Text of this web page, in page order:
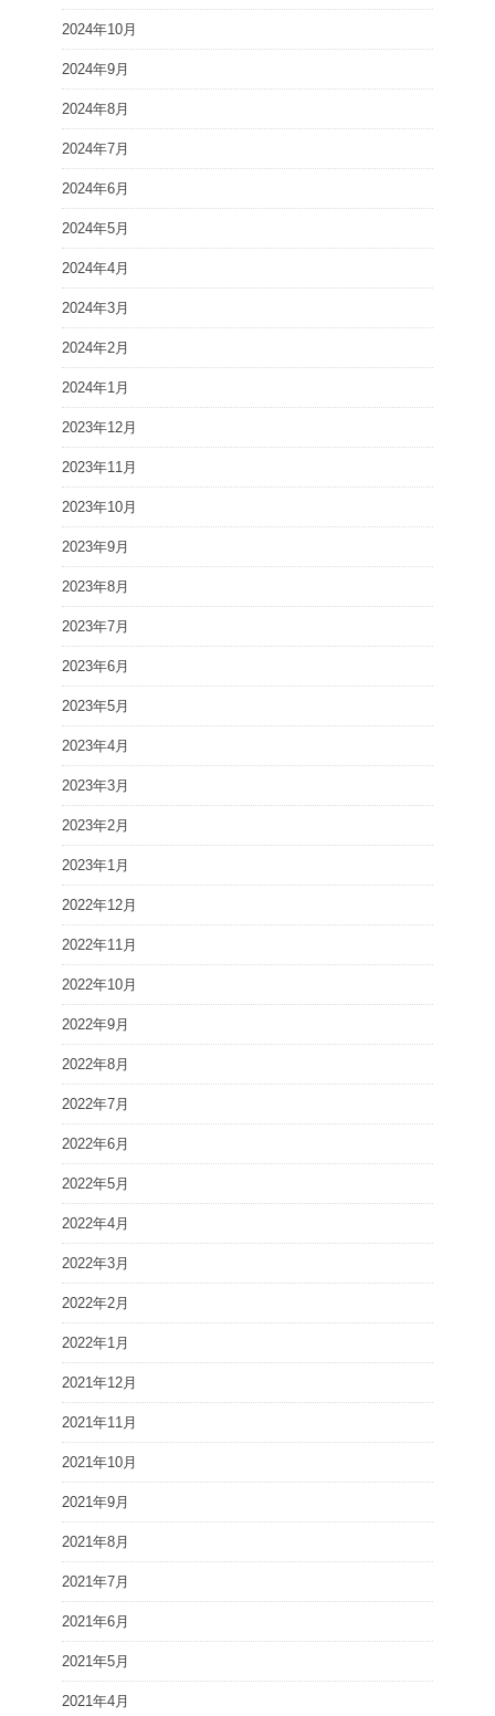
2024年10月
2024年9月
2024年8月
2024年7月
2024年6月
2024年5月
2024年4月
2024年3月
2024年2月
2024年1月
2023年12月
2023年11月
2023年10月
2023年9月
2023年8月
2023年7月
2023年6月
2023年5月
2023年4月
2023年3月
2023年2月
2023年1月
2022年12月
2022年11月
2022年10月
2022年9月
2022年8月
2022年7月
2022年6月
2022年5月
2022年4月
2022年3月
2022年2月
2022年1月
2021年12月
2021年11月
2021年10月
2021年9月
2021年8月
2021年7月
2021年6月
2021年5月
2021年4月